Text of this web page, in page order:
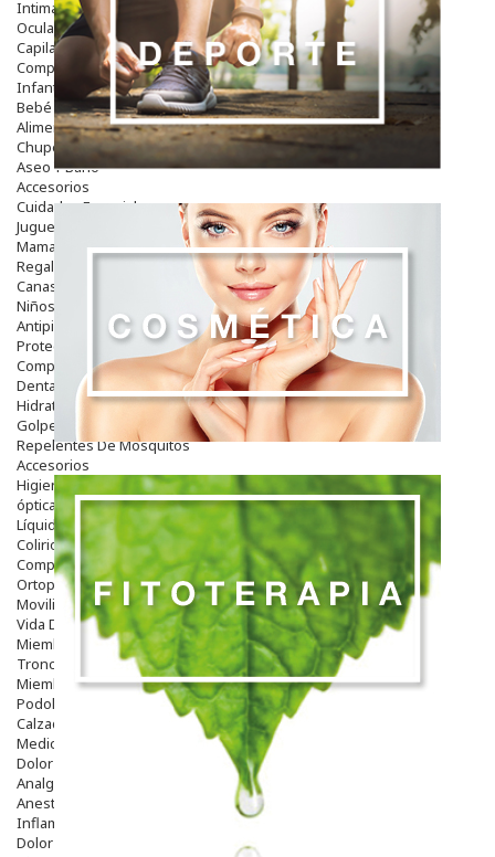
Intima
Ocular
Capilar
Complementos
Infantil
Bebé
Alimentación Y Complementos
Chupetes Y Mordedores
Aseo Y Baño
Accesorios
Cuidados Especiales
Juguetes
Mama
Regalos
Canastilla
Niños
Antipiojos
Protección Solar
Complementos Alimentarios
Dentales
Hidratantes
Golpes Y Hematomas
Repelentes De Mosquitos
Accesorios
Higiene
óptica
Líquidos Lentillas
Colirios
Complementos Alimentarios.
Ortopedia - Accesorios
Movilidad
Vida Diaria
Miembro Superior
Tronco
Miembro Inferior
Podología
Calzado
Medicamentos
Dolor E Inflamación
Analgésicos
Anestésicos
Inflamación Articulaciones
Dolor Muscular / Articular